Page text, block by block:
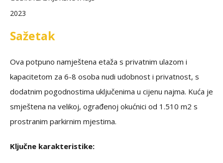
2023
Sažetak
Ova potpuno namještena etaža s privatnim ulazom i
kapacitetom za 6-8 osoba nudi udobnost i privatnost, s
dodatnim pogodnostima uključenima u cijenu najma. Kuća je
smještena na velikoj, ograđenoj okućnici od 1.510 m2 s
prostranim parkirnim mjestima.
Ključne karakteristike: